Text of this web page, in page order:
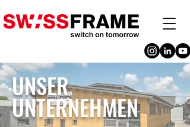
UNSER
UNTERNEHMEN